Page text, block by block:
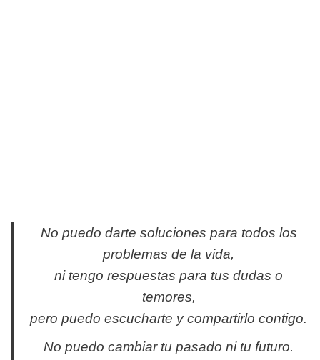
No puedo darte soluciones para todos los
problemas de la vida,
ni tengo respuestas para tus dudas o
temores,
pero puedo escucharte y compartirlo contigo.
No puedo cambiar tu pasado ni tu futuro.